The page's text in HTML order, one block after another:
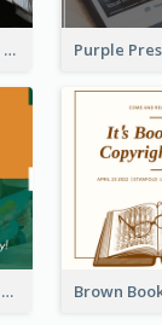
Brown Photo World Press Freedom Day Instagram Post
Orange And Green Photo Book And Copyright Day Instagram Post